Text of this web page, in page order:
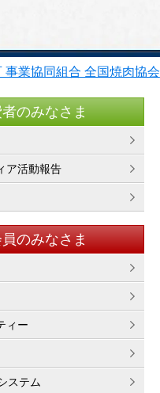
事業協同組合 全国焼肉協会
のみなさま
ア活動報告
のみなさま
ィー
ステム